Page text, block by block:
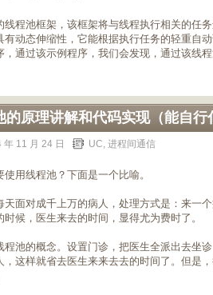
线程池框架，该框架将与线程执行相关的任
有动态伸缩性，它能根据执行任务的轻重自
通过该示例程序，我们会发现，通过该线
的原理讲解和代码实现（能自行
年 11 月 24 日 UC, 进程间通信
用线程池？下面是一个比喻。
天面对成千上万的病人，处理方式是：来一
候，医生来去的时间，显得尤为费时了。
程池的概念。设置门诊，把医生全派出去坐
，这样就省去医生来来去去的时间了。但是